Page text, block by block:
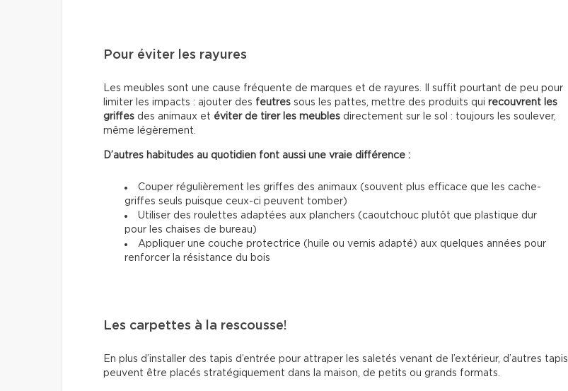
Pour éviter les rayures
Les meubles sont une cause fréquente de marques et de rayures. Il suffit pourtant de peu pour
limiter les impacts : ajouter des feutres sous les pattes, mettre des produits qui recouvrent les
griffes des animaux et éviter de tirer les meubles directement sur le sol : toujours les soulever,
même légèrement.
D’autres habitudes au quotidien font aussi une vraie différence :
Couper régulièrement les griffes des animaux (souvent plus efficace que les cache-
griffes seuls puisque ceux-ci peuvent tomber)
Utiliser des roulettes adaptées aux planchers (caoutchouc plutôt que plastique dur
pour les chaises de bureau)
Appliquer une couche protectrice (huile ou vernis adapté) aux quelques années pour
renforcer la résistance du bois
Les carpettes à la rescousse!
En plus d’installer des tapis d’entrée pour attraper les saletés venant de l’extérieur, d’autres tapis
peuvent être placés stratégiquement dans la maison, de petits ou grands formats.